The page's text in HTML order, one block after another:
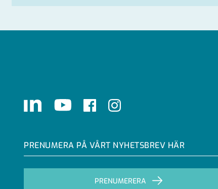
LinkedIn Youtube FacebookInstagram
PRENUMERA PÅ VÅRT NYHETSBREV HÄR
PRENUMERERA